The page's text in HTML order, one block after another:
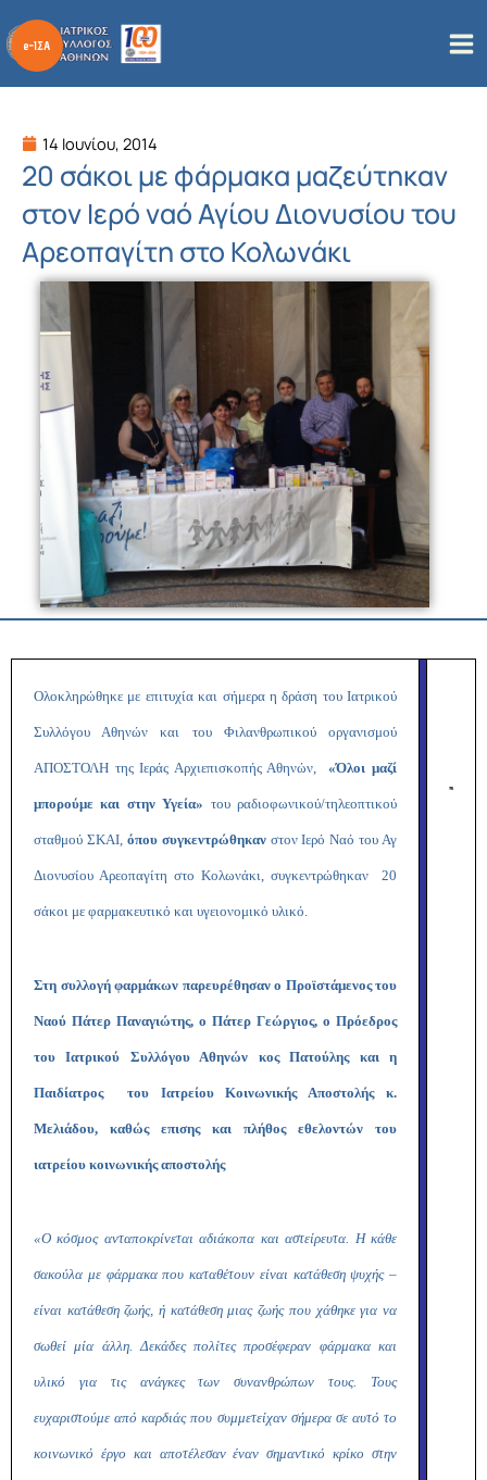
στο
περιεχόμενο
14 Ιουνίου, 2014
20 σάκοι με φάρμακα μαζεύτηκαν
στον Ιερό ναό Αγίου Διονυσίου του
Αρεοπαγίτη στο Κολωνάκι
Ολοκληρώθηκε με επιτυχία και σήμερα η δράση του Ιατρικού
Συλλόγου Αθηνών και του Φιλανθρωπικού οργανισμού
ΑΠΟΣΤΟΛΗ της Ιεράς Αρχιεπισκοπής Αθηνών, «Όλοι μαζί
μπορούμε και στην Υγεία» του ραδιοφωνικού/τηλεοπτικού
σταθμού ΣΚΑΙ,όπου συγκεντρώθηκαν στον Ιερό Ναό του Αγ
Διονυσίου Αρεοπαγίτη στο Κολωνάκι, συγκεντρώθηκαν 20
σάκοι με φαρμακευτικό και υγειονομικό υλικό.
Στη συλλογή φαρμάκων παρευρέθησαν ο Προϊστάμενος του
Ναού Πάτερ Παναγιώτης, ο Πάτερ Γεώργιος, ο Πρόεδρος
του Ιατρικού Συλλόγου Αθηνών κος Πατούλης και η
Παιδίατρος του Ιατρείου Κοινωνικής Αποστολής κ.
Μελιάδου, καθώς επισης και πλήθος εθελοντών του
ιατρείου κοινωνικής αποστολής
«Ο κόσμος ανταποκρίνεται αδιάκοπα και αστείρευτα. Η κάθε
σακούλα με φάρμακα που καταθέτουν είναι κατάθεση ψυχής –
είναι κατάθεση ζωής, ή κατάθεση μιας ζωής που χάθηκε για να
σωθεί μία άλλη. Δεκάδεςπολίτες προσέφεραν φάρμακα και
υλικό για τις ανάγκες των συνανθρώπων τους. Τους
ευχαριστούμε από καρδιάς που συμμετείχαν σήμερα σε αυτό το
κοινωνικό έργο και αποτέλεσαν έναν σημαντικό κρίκο στην